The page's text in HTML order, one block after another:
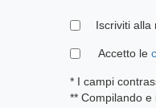
Iscriviti alla
Accetto le
* I campi
** Compilando